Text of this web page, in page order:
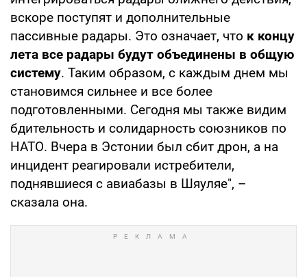
вскоре поступят и дополнительные
пассивные радары. Это означает, что к концу
лета все радары будут объединены в общую
систему. Таким образом, с каждым днем мы
становимся сильнее и все более
подготовленными. Сегодня мы также видим
бдительность и солидарность союзников по
НАТО. Вчера в Эстонии был сбит дрон, а на
инцидент реагировали истребители,
поднявшиеся с авиабазы в Шяуляе", –
сказала она.